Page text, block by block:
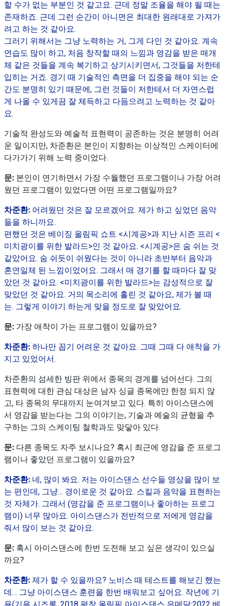
할 수가 없는 부분인 것 같고요. 근데 정말 조율을 해야 될 때는
존재하죠. 근데 그런 순간이 아니면은 최대한 원래대로 가져가
려고 하는 것 같아요.
그러기 위해서는 그냥 노력하는 거, 그게 다인 것 같아요. 계속
연습도 많이 하고, 처음 창작할 때의 느낌과 영감을 받은 매개
체 같은 것들을 계속 복기하고 상기시키면서, 그것들을 저한테
입히는 거죠. 경기 때 기술적인 측면을 더 집중을 해야 되는 순
간도 분명히 있기 때문에, 그런 것들이 저한테서 더 자연스럽
게 나올 수 있게끔 잘 체득하고 다듬으려고 노력하는 것 같아
요.
기술적 완성도와 예술적 표현력이 공존하는 것은 분명히 어려
운 일이지만, 차준환은 본인이 지향하는 이상적인 스케이터에
다가가기 위해 노력 중이었다.
문: 본인이 연기하면서 가장 수월했던 프로그램이나 가장 어려
웠던 프로그램이 있었다면 어떤 프로그램일까요?
차준환: 어려웠던 것은 잘 모르겠어요. 제가 하고 싶었던 음악
들을 하니까요.
편했던 것은 베이징 올림픽 쇼트 <시계공>과 지난 시즌 프리 <
미치광이를 위한 발라드>인 것 같아요. <시계공>은 숨 쉬는 것
같았어요. 숨 쉬듯이 쉬웠다는 것이 아니라 초반부터 음악과
혼연일체 된 느낌이었어요. 그래서 매 경기를 할 때마다 잘 맞
았던 것 같아요. <미치광이를 위한 발라드>는 감성적으로 잘
맞았던 것 같아요. 거의 목소리에 홀린 것 같아요, 제가 볼 때
는. 그렇게 이야기 하는게 맞을 정도로 잘 맞았어요.
문: 가장 애착이 가는 프로그램이 있을까요?
차준환:하나만 꼽기 어려운 것 같아요. 그때 그때 다 애착을 가
지고 있었어서.
차준환의 섬세한 빙판 위에서 종목의 경계를 넘어선다. 그의
표현력에 대한 관심 대상은 남자 싱글 종목에만 한정 되지 않
고, 타 종목의 무대까지 눈여겨보고 있다. 특히 아이스댄스에
서 영감을 받는다는 그의 이야기는, 기술과 예술의 균형을 추
구하는 그의 스케이팅 철학과도 맞닿아 있다.
문: 다른 종목도 자주 보시나요? 혹시 최근에 영감을 준 프로그
램이나 좋았던 프로그램이 있을까요?
차준환: 네, 많이 봐요. 저는 아이스댄스 선수들 영상을 많이 보
는 편인데, 그냥… 경이로운 것 같아요. 스킬과 음악을 표현하는
것 자체가. 그래서 (영감을 준 프로그램이나 좋아하는 프로그
램이) 너무 많아요. 아이스댄스가 전반적으로 저에게 영감을
줘서 많이 보는 것 같아요.
문: 혹시 아이스댄스에 한번 도전해 보고 싶은 생각이 있으실
까요?
차준환:제가 할 수 있을까요? 노비스 때 테스트를 해보긴 했는
데… 그냥 아이스댄스 훈련을 한번 배워보고 싶어요. 작년에 기